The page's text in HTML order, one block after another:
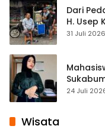
Dari
H. Usep
Cisaat
31 Juli 2026
24 Juli
Wisata